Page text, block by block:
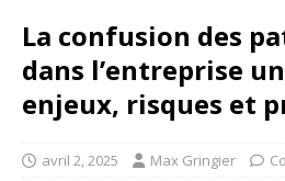
La confusion des
dans l’entreprise
enjeux, risques et
avril 2, 2025 Max Gringier